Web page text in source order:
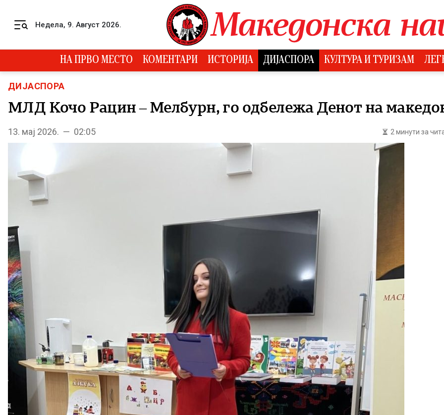
Недела, 9. Август 2026.
НА ПРВО МЕСТО КОМЕНТАРИ ИСТОРИЈА ДИЈАСПОРА КУЛТУРА И ТУРИЗАМ
ДИЈАСПОРА
МЛД Кочо Рацин – Мелбурн, го одбележа Денот на
13. мај 2026. — 02:05 2 минути за